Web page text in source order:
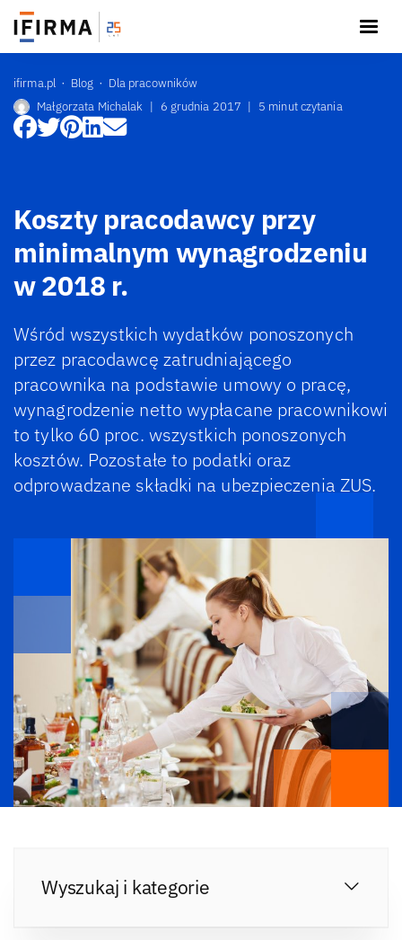
ifirma.pl Blog
Dla pracowników
Małgorzata Michalak | 6 grudnia 2017 | 5 minut czytania
Koszty pracodawcy przy
minimalnym wynagrodzeniu
w 2018 r.
Wśród wszystkich wydatków ponoszonych
przez pracodawcę zatrudniającego
pracownika na podstawie umowy o pracę,
wynagrodzenie netto wypłacane pracownikowi
to tylko 60 proc. wszystkich ponoszonych
kosztów. Pozostałe to podatki oraz
odprowadzane składki na ubezpieczenia ZUS.
Wyszukaj i kategorie